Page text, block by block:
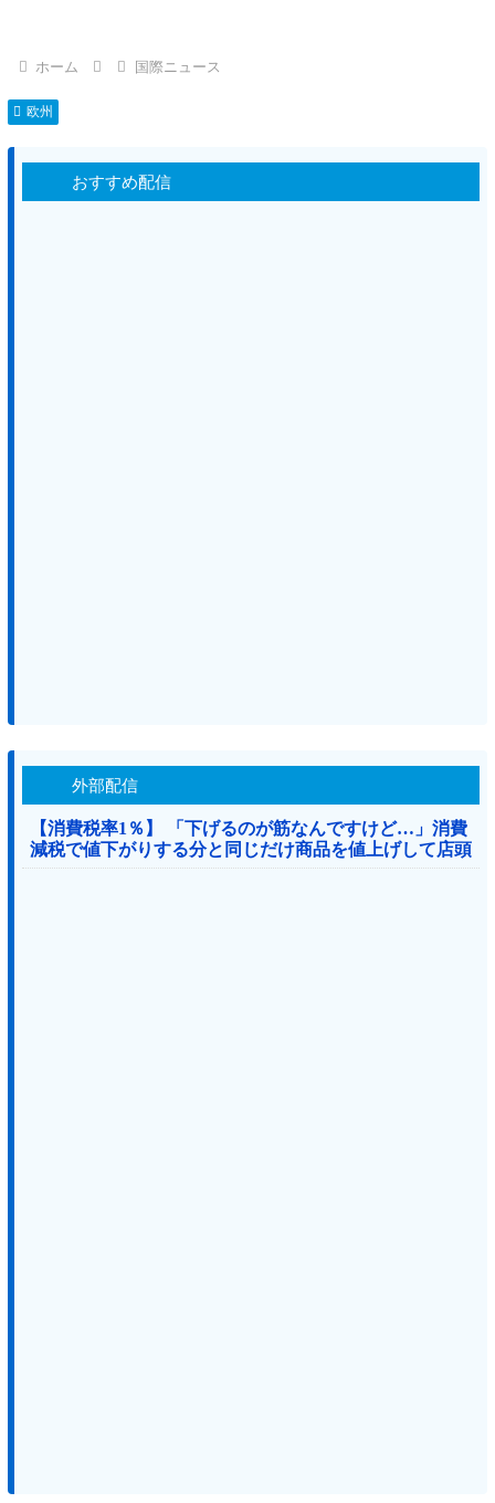
ホーム 国際ニュース
欧州
おすすめ配信
外部配信
【消費税率1％】 「下げるのが筋なんですけど…」消費
減税で値下がりする分と同じだけ商品を値上げして店頭
価格を変えない店も